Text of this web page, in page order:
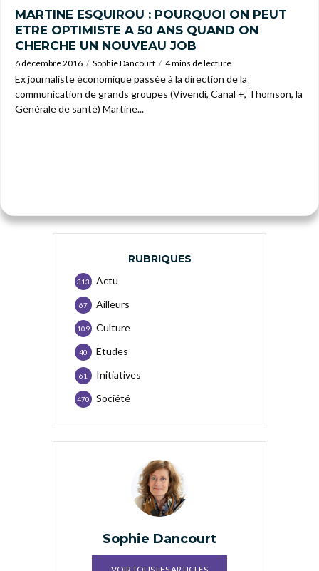
MARTINE ESQUIROU : POURQUOI ON PEUT
ETRE OPTIMISTE A 50 ANS QUAND ON
CHERCHE UN NOUVEAU JOB
6 décembre 2016 Sophie Dancourt 4 mins de lecture
Ex journaliste économique passée à la direction de la
communication de grands groupes (Vivendi, Canal +, Thomson, la
Générale de santé) Martine...
RUBRIQUES
Actu
313
Ailleurs
67
Culture
109
Etudes
40
Initiatives
61
Société
470
Sophie Dancourt